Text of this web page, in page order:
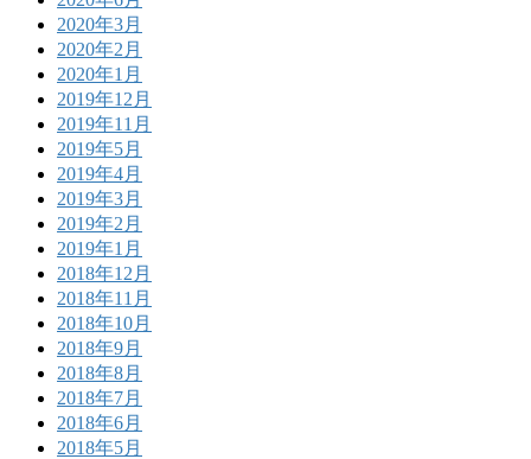
2020年3月
2020年2月
2020年1月
2019年12月
2019年11月
2019年5月
2019年4月
2019年3月
2019年2月
2019年1月
2018年12月
2018年11月
2018年10月
2018年9月
2018年8月
2018年7月
2018年6月
2018年5月